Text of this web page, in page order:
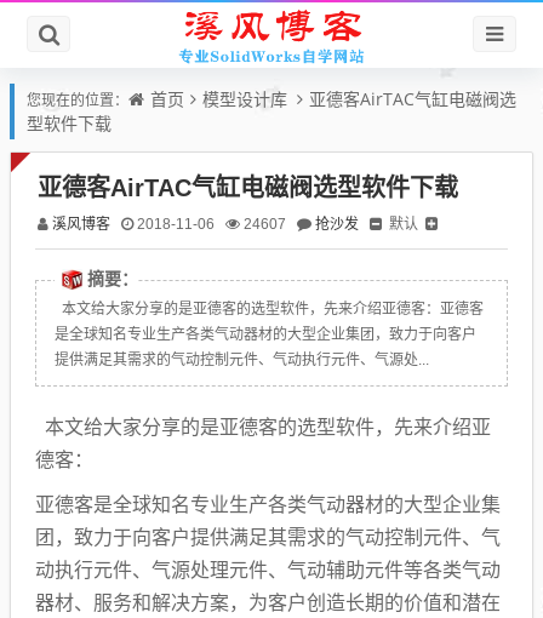
您现在的位置： 首页 模型设计库
亚德客AirTAC气缸电磁阀选
型软件下载
亚德客AirTAC气缸电磁阀选型软件下载
溪风博客 2018-11-06 24607 抢沙发 默认
摘要：
本文给大家分享的是亚德客的选型软件，先来介绍亚德客：亚德客
是全球知名专业生产各类气动器材的大型企业集团，致力于向客户
提供满足其需求的气动控制元件、气动执行元件、气源处...
本文给大家分享的是亚德客的选型软件，先来介绍亚
德客：
亚德客是全球知名专业生产各类气动器材的大型企业集
团，致力于向客户提供满足其需求的气动控制元件、气
动执行元件、气源处理元件、气动辅助元件等各类气动
器材、服务和解决方案，为客户创造长期的价值和潜在